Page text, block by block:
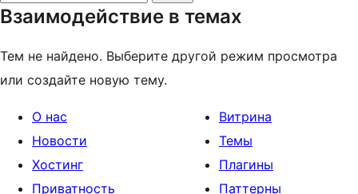
тем:
Взаимодействие в темах
Тем не найдено. Выберите другой режим просмотра
или создайте новую тему.
О нас
Новости
Хостинг
Приватность
Витрина
Темы
Плагины
Паттерны